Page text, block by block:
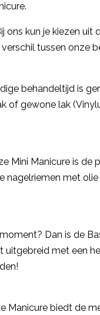
kun je kiezen uit
tussen onze
behandeltijd is
of gewone lak
Mini Manicure is de
met
Dan is de
met een
Manicure biedt de